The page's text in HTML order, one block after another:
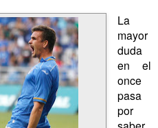
La
mayor
duda
en el
once
pasa
por